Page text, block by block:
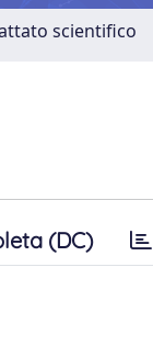
scientifico
(DC)